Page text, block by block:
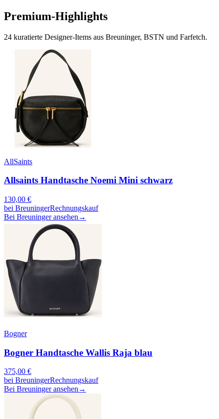
Premium-Highlights
24 kuratierte Designer-Items aus Breuninger, BSTN und Farfetch.
AllSaints
Allsaints Handtasche Noemi Mini schwarz
130,00 €
bei BreuningerRechnungskauf
Bei Breuninger ansehen →
Bogner
Bogner Handtasche Wallis Raja blau
375,00 €
bei BreuningerRechnungskauf
Bei Breuninger ansehen →